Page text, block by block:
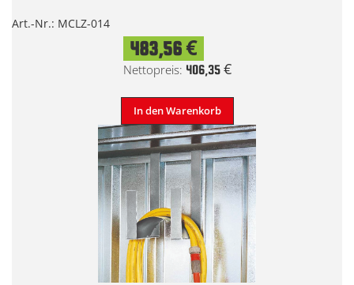
Art.-Nr.: MCLZ-014
483,56 €
406,35 €
In den Warenkorb